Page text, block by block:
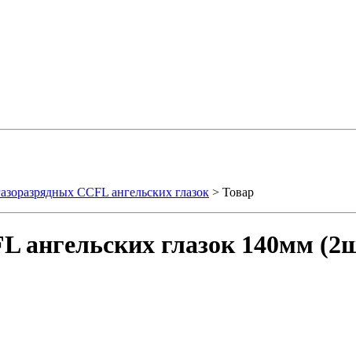
CCFL ангельских глазок > Товар
ангельских глазок 140мм